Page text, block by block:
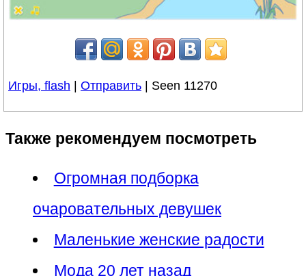
Игры, flash Отправить | Seen 11270
Также рекомендуем посмотреть
Огромная подборка
очаровательных девушек
Маленькие женские радости
Мода 20 лет назад